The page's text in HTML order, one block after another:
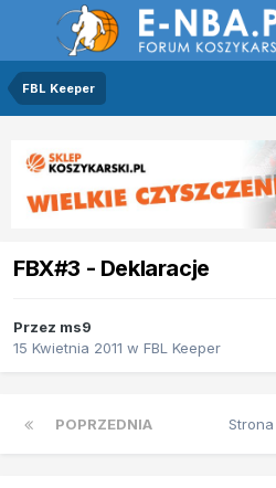
FBL Keeper
FBX#3 - Deklaracje
Przez ms9
15 Kwietnia 2011 w FBL Keeper
POPRZEDNIA Strona